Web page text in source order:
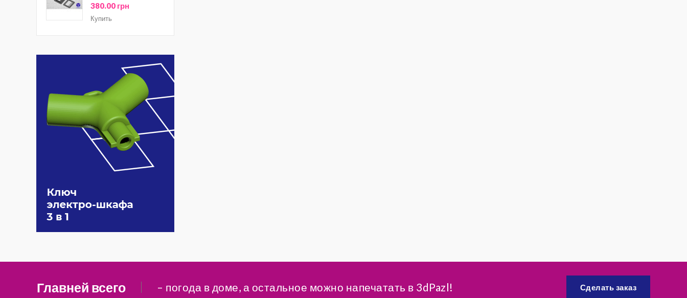
380.00 грн
Купить
Главней всего – погода в доме, а остальное можно напечатать в 3dPazl! Сделать заказ